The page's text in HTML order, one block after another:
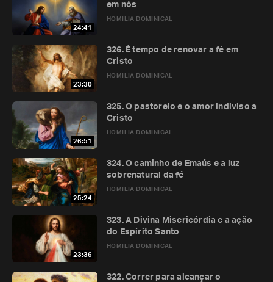
24:41
HOMILIA DOMINICAL
em nós
23:30
HOMILIA DOMINICAL
326. É tempo de renovar a fé em
Cristo
26:51
HOMILIA DOMINICAL
325. O pastoreio e o amor indiviso a
Cristo
25:24
HOMILIA DOMINICAL
324. O caminho de Emaús e a luz
sobrenatural da fé
23:36
HOMILIA DOMINICAL
323. A Divina Misericórdia e a ação
do Espírito Santo
322. Correr para alcançar o